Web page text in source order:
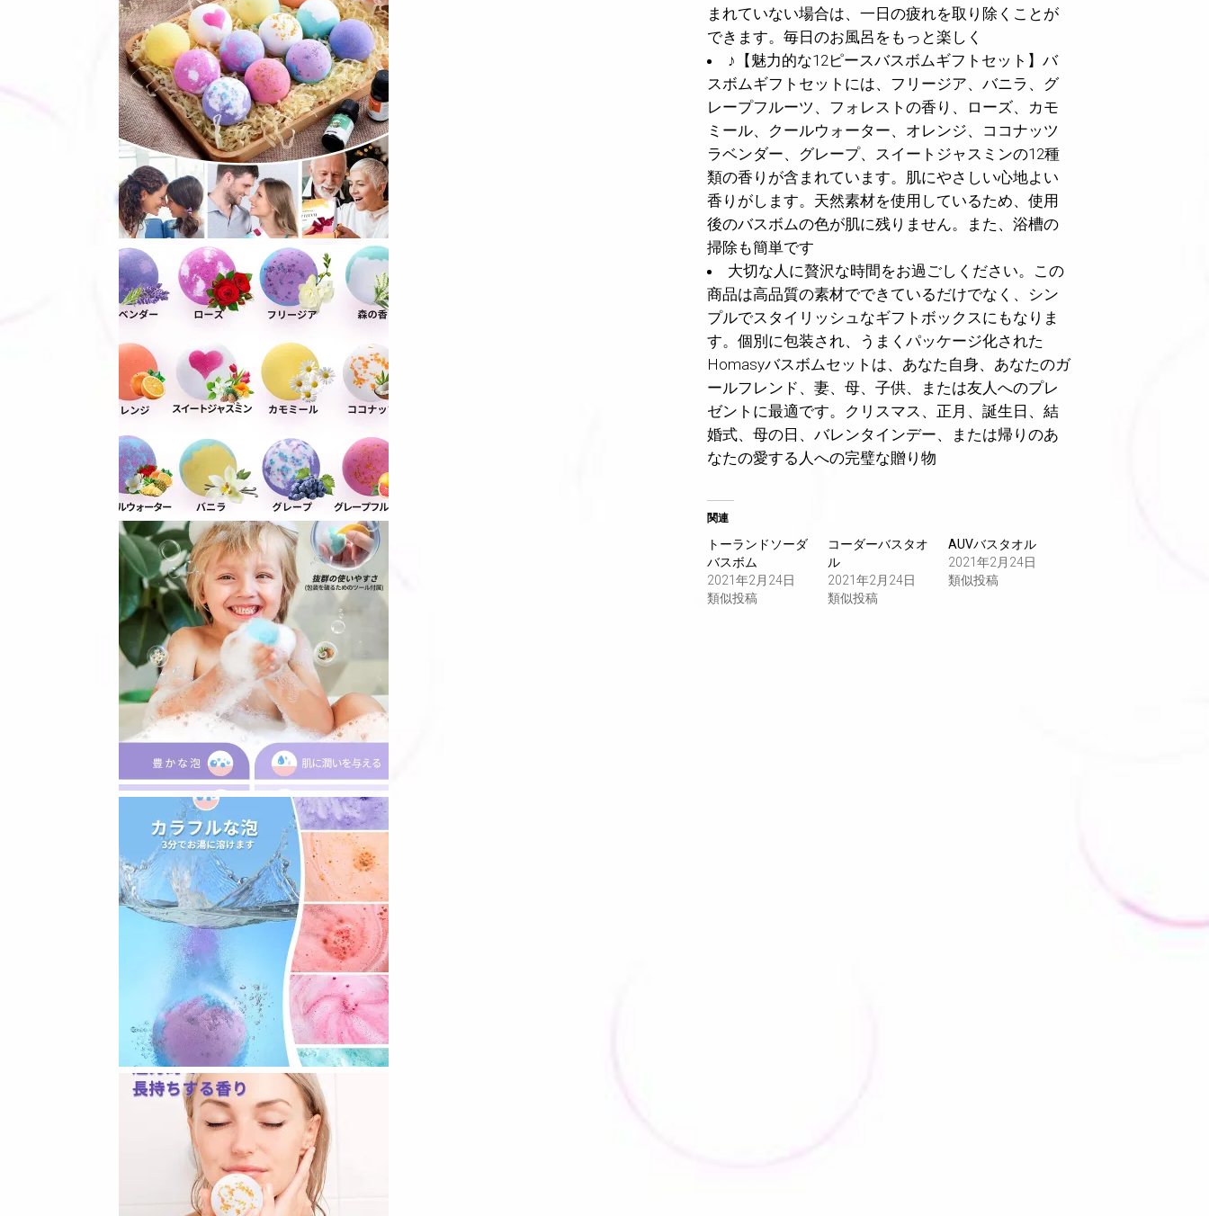
まれていない場合は、一日の疲れを取り除くことが
できます。毎日のお風呂をもっと楽しく
♪【魅力的な12ピースバスボムギフトセット】バ
スボムギフトセットには、フリージア、バニラ、グ
レープフルーツ、フォレストの香り、ローズ、カモ
ミール、クールウォーター、オレンジ、ココナッツ
ラベンダー、グレープ、スイートジャスミンの12種
類の香りが含まれています。肌にやさしい心地よい
香りがします。天然素材を使用しているため、使用
後のバスボムの色が肌に残りません。また、浴槽の
掃除も簡単です
大切な人に贅沢な時間をお過ごしください。この
商品は高品質の素材でできているだけでなく、シン
プルでスタイリッシュなギフトボックスにもなりま
す。個別に包装され、うまくパッケージ化された
Homasyバスボムセットは、あなた自身、あなたのガ
ールフレンド、妻、母、子供、または友人へのプレ
ゼントに最適です。クリスマス、正月、誕生日、結
婚式、母の日、バレンタインデー、または帰りのあ
なたの愛する人への完璧な贈り物
関連
トーランドソーダ
バスボム
2021年2月24日
類似投稿
コーダーバスタオ
ル
2021年2月24日
類似投稿
AUVバスタオル
2021年2月24日
類似投稿